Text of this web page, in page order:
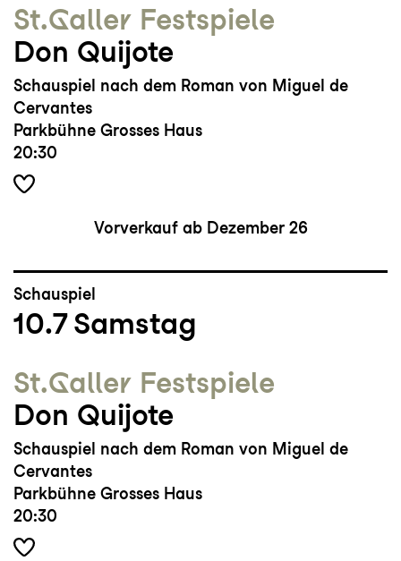
St.Galler Festspiele
Don Quijote
Schauspiel nach dem Roman von Miguel de
Cervantes
Parkbühne Grosses Haus
20:30
Vorverkauf ab Dezember 26
Schauspiel
10.7Samstag
St.Galler Festspiele
Don Quijote
Schauspiel nach dem Roman von Miguel de
Cervantes
Parkbühne Grosses Haus
20:30